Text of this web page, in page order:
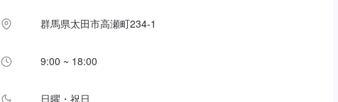
持ち込みOK！オファーの際、使用されるパーツのお写真や詳細など
にお問い合わせください。※ガソリン代はお客様にご負担いただきま
群馬県太田市高瀬町234-1
9:00 ~ 18:00
日曜・祝日